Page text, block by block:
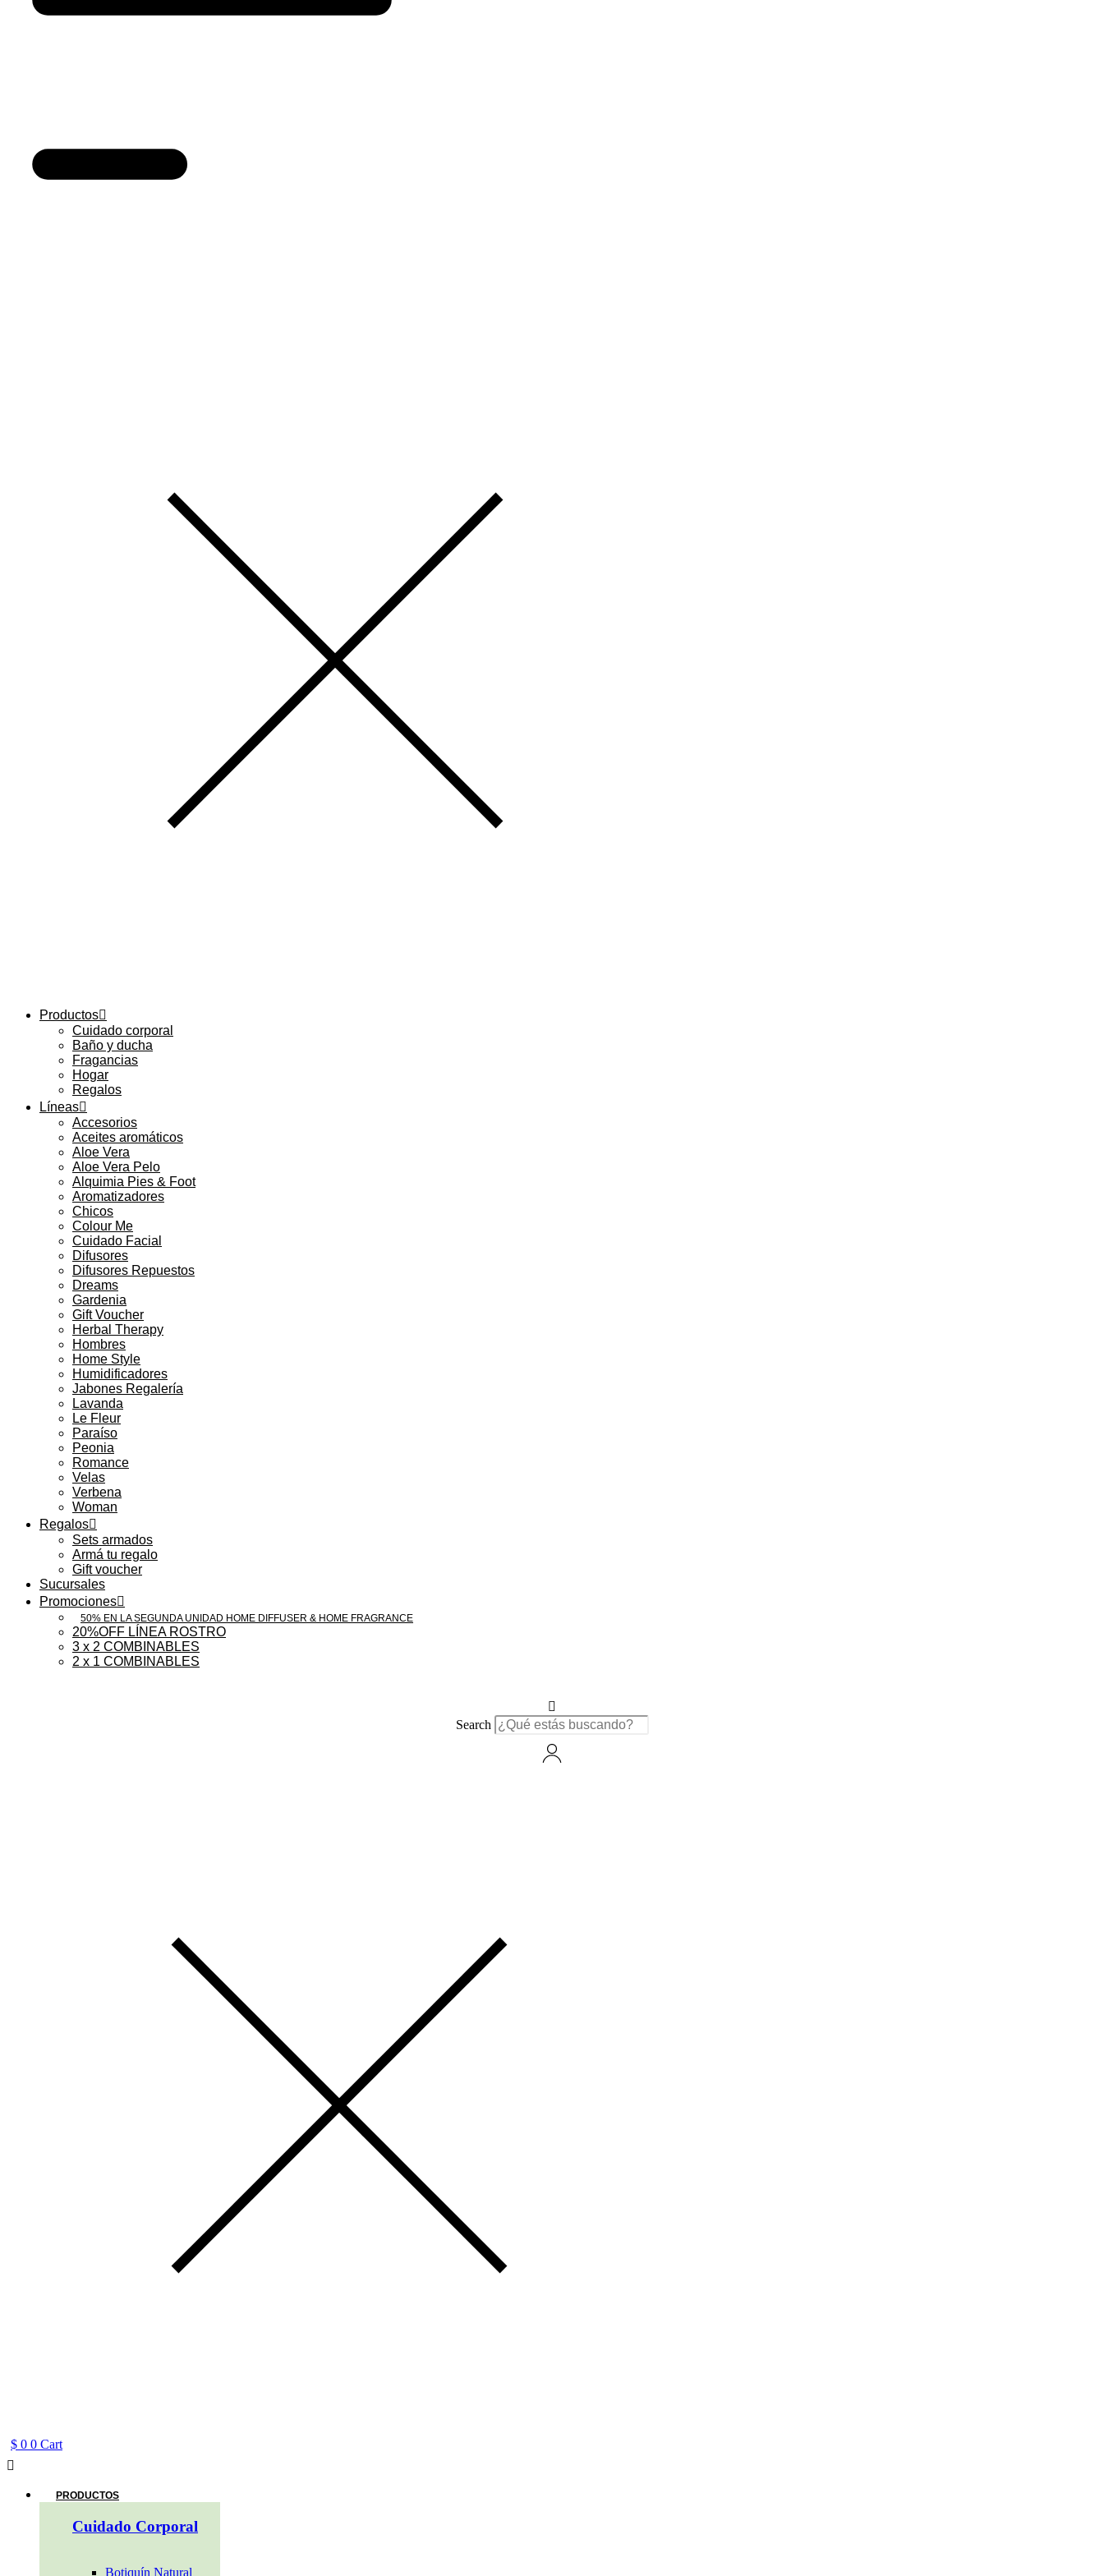
Productos
Cuidado corporal
Baño y ducha
Fragancias
Hogar
Regalos
Líneas
Accesorios
Aceites aromáticos
Aloe Vera
Aloe Vera Pelo
Alquimia Pies & Foot
Aromatizadores
Chicos
Colour Me
Cuidado Facial
Difusores
Difusores Repuestos
Dreams
Gardenia
Gift Voucher
Herbal Therapy
Hombres
Home Style
Humidificadores
Jabones Regalería
Lavanda
Le Fleur
Paraíso
Peonia
Romance
Velas
Verbena
Woman
Regalos
Sets armados
Armá tu regalo
Gift voucher
Sucursales
Promociones
50% EN LA SEGUNDA UNIDAD HOME DIFFUSER & HOME FRAGRANCE
20%OFF LÍNEA ROSTRO
3 x 2 COMBINABLES
2 x 1 COMBINABLES
Search
$ 0 0 Cart
Main
PRODUCTOS
Cuidado Corporal
Botiquín Natural